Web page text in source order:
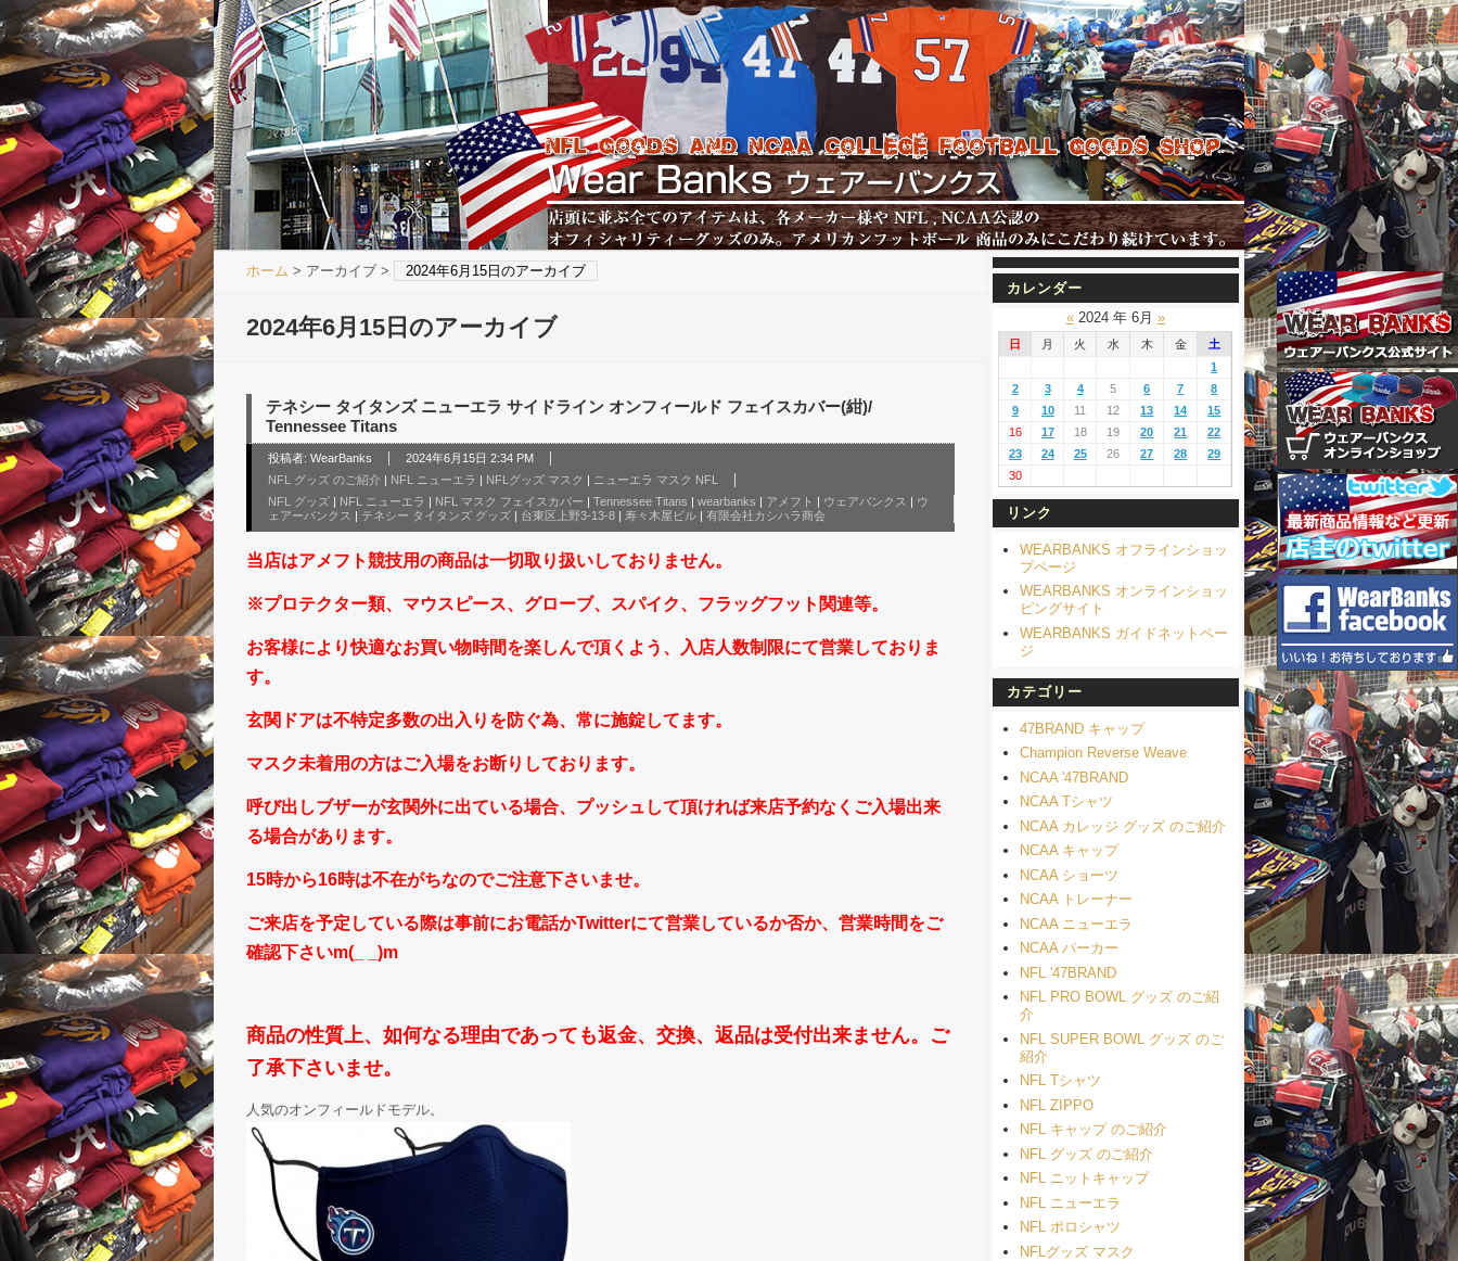
ホーム > アーカイブ > 2024年6月15日のアーカイブ
2024年6月15日のアーカイブ
テネシー タイタンズ ニューエラ サイドライン オンフィールド フェイスカバー(紺)/
Tennessee Titans
投稿者: WearBanks
2024年6月15日 2:34 PM
NFL グッズ のご紹介 | NFL ニューエラ | NFLグッズ マスク | ニューエラ マスク NFL
NFL グッズ | NFL ニューエラ | NFL マスク フェイスカバー | Tennessee Titans | wearbanks | アメフト | ウェアバンクス | ウ
ェアーバンクス | テネシー タイタンズ グッズ | 台東区上野3-13-8 | 寿々木屋ビル | 有限会社カシハラ商会
当店はアメフト競技用の商品は一切取り扱いしておりません。
※プロテクター類、マウスピース、グローブ、スパイク、フラッグフット関連等。
お客様により快適なお買い物時間を楽しんで頂くよう、入店人数制限にて営業しておりま
す。
玄関ドアは不特定多数の出入りを防ぐ為、常に施錠してます。
マスク未着用の方はご入場をお断りしております。
呼び出しブザーが玄関外に出ている場合、プッシュして頂ければ来店予約なくご入場出来
る場合があります。
15時から16時は不在がちなのでご注意下さいませ。
ご来店を予定している際は事前にお電話かTwitterにて営業しているか否か、営業時間をご
確認下さいm(_ _)m
商品の性質上、如何なる理由であっても返金、交換、返品は受付出来ません。ご
了承下さいませ。
人気のオンフィールドモデル。
カレンダー
«2024 年 6月 »
日 月 火 水 木 金
土
1
2
3 4 5 6 7
8
9
10 11 12 13 14
15
16
17 18 19 20 21
22
23
24 25 26 27 28
29
30
リンク
WEARBANKS オフラインショッ
プページ
WEARBANKS オンラインショッ
ピングサイト
WEARBANKS ガイドネットペー
ジ
カテゴリー
47BRAND キャップ
Champion Reverse Weave
NCAA '47BRAND
NCAA Tシャツ
NCAA カレッジ グッズ のご紹介
NCAA キャップ
NCAA ショーツ
NCAA トレーナー
NCAA ニューエラ
NCAA パーカー
NFL '47BRAND
NFL PRO BOWL グッズ のご紹
介
NFL SUPER BOWL グッズ のご
紹介
NFL Tシャツ
NFL ZIPPO
NFL キャップ のご紹介
NFL グッズ のご紹介
NFL ニットキャップ
NFL ニューエラ
NFL ポロシャツ
NFLグッズ マスク